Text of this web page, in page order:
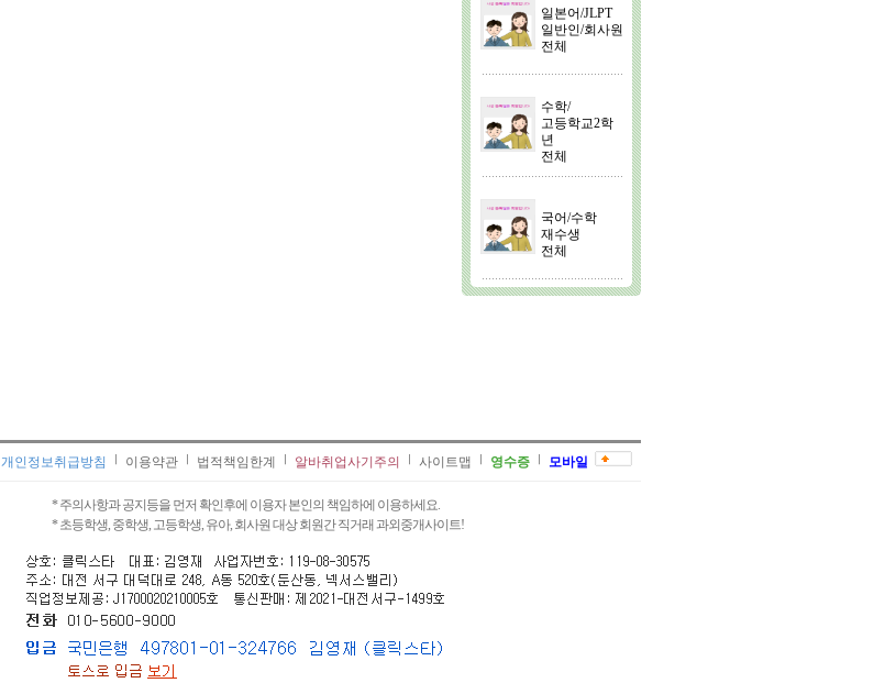
일본어/JLPT
일반인/회사원
전체
수학/
고등학교2학
년
전체
국어/수학
재수생
전체
개인정보취급방침 이용약관 법적책임한계 알바취업사기주의 사이트맵 영수증 모바일
* 주의사항과 공지등을 먼저 확인후에 이용자 본인의 책임하에 이용하세요.
* 초등학생, 중학생, 고등학생, 유아, 회사원 대상 회원간 직거래 과외중개사이트!